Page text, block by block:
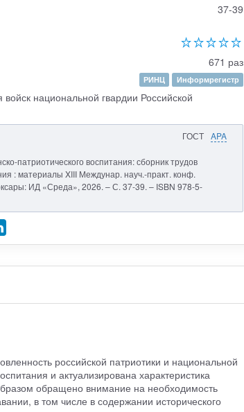
37-39
671 раз
РИНЦ
Информрегистр
национальной гвардии Российской
ГОСТ APA
патриотического воспитания: сборник трудов
: материалы XIII Междунар. науч.-практ. конф.
ИД «Среда», 2026. – С. 37-39. – ISBN 978-5-
российской патриотики и национальной
и актуализирована характеристика
обращено внимание на необходимость
в том числе в содержании исторического